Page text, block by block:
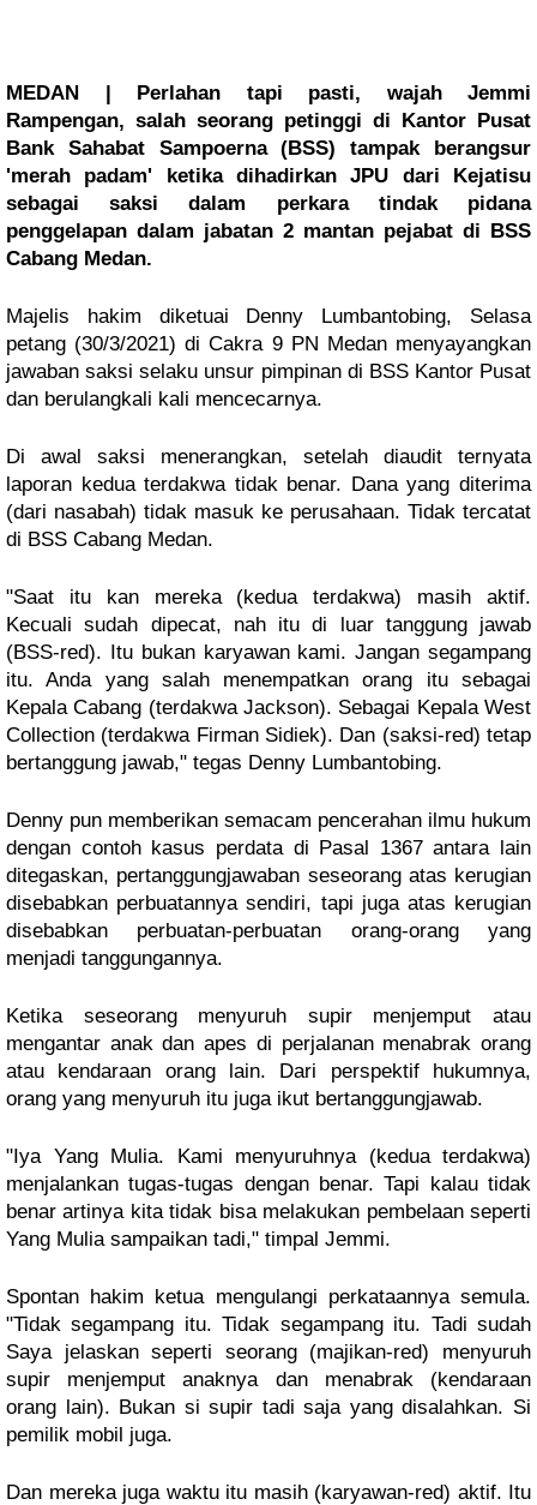
MEDAN | Perlahan tapi pasti, wajah Jemmi
Rampengan, salah seorang petinggi di Kantor Pusat
Bank Sahabat Sampoerna (BSS) tampak berangsur
'merah padam' ketika dihadirkan JPU dari Kejatisu
sebagai saksi dalam perkara tindak pidana
penggelapan dalam jabatan 2 mantan pejabat di BSS
Cabang Medan.
Majelis hakim diketuai Denny Lumbantobing, Selasa
petang (30/3/2021) di Cakra 9 PN Medan menyayangkan
jawaban saksi selaku unsur pimpinan di BSS Kantor Pusat
dan berulangkali kali mencecarnya.
Di awal saksi menerangkan, setelah diaudit ternyata
laporan kedua terdakwa tidak benar. Dana yang diterima
(dari nasabah) tidak masuk ke perusahaan. Tidak tercatat
di BSS Cabang Medan.
"Saat itu kan mereka (kedua terdakwa) masih aktif.
Kecuali sudah dipecat, nah itu di luar tanggung jawab
(BSS-red). Itu bukan karyawan kami. Jangan segampang
itu. Anda yang salah menempatkan orang itu sebagai
Kepala Cabang (terdakwa Jackson). Sebagai Kepala West
Collection (terdakwa Firman Sidiek). Dan (saksi-red) tetap
bertanggung jawab," tegas Denny Lumbantobing.
Denny pun memberikan semacam pencerahan ilmu hukum
dengan contoh kasus perdata di Pasal 1367 antara lain
ditegaskan, pertanggungjawaban seseorang atas kerugian
disebabkan perbuatannya sendiri, tapi juga atas kerugian
disebabkan perbuatan-perbuatan orang-orang yang
menjadi tanggungannya.
Ketika seseorang menyuruh supir menjemput atau
mengantar anak dan apes di perjalanan menabrak orang
atau kendaraan orang lain. Dari perspektif hukumnya,
orang yang menyuruh itu juga ikut bertanggungjawab.
"Iya Yang Mulia. Kami menyuruhnya (kedua terdakwa)
menjalankan tugas-tugas dengan benar. Tapi kalau tidak
benar artinya kita tidak bisa melakukan pembelaan seperti
Yang Mulia sampaikan tadi," timpal Jemmi.
Spontan hakim ketua mengulangi perkataannya semula.
"Tidak segampang itu. Tidak segampang itu. Tadi sudah
Saya jelaskan seperti seorang (majikan-red) menyuruh
supir menjemput anaknya dan menabrak (kendaraan
orang lain). Bukan si supir tadi saja yang disalahkan. Si
pemilik mobil juga.
Dan mereka juga waktu itu masih (karyawan-red) aktif. Itu